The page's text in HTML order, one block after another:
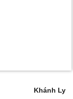
Khánh Ly